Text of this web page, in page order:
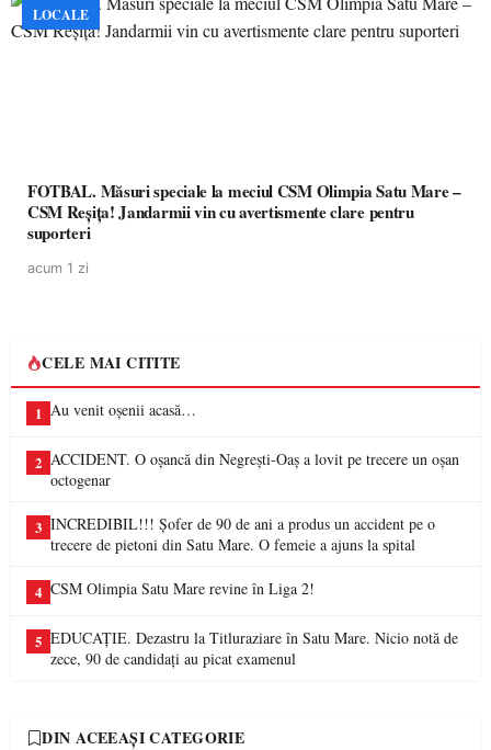
LOCALE
FOTBAL. Măsuri speciale la meciul CSM Olimpia Satu Mare –
CSM Reșița! Jandarmii vin cu avertismente clare pentru
suporteri
acum 1 zi
CELE MAI CITITE
1 Au venit oșenii acasă…
2 ACCIDENT. O oșancă din Negrești-Oaș a lovit pe trecere un oșan
octogenar
3 INCREDIBIL!!! Șofer de 90 de ani a produs un accident pe o
trecere de pietoni din Satu Mare. O femeie a ajuns la spital
4 CSM Olimpia Satu Mare revine în Liga 2!
5 EDUCAȚIE. Dezastru la Titluraziare în Satu Mare. Nicio notă de
zece, 90 de candidați au picat examenul
DIN ACEEAȘI CATEGORIE